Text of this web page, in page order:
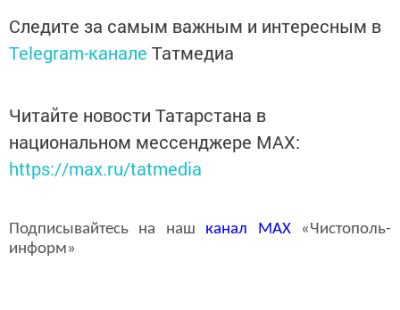
Следите за самым важным и интересным в
Telegram-канале Татмедиа
Читайте новости Татарстана в
национальном мессенджере MАХ:
https://max.ru/tatmedia
Подписывайтесь на наш канал MAX«Чистополь-
информ»